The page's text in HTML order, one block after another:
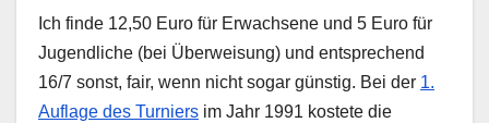
Ich finde 12,50 Euro für Erwachsene und 5 Euro für
Jugendliche (bei Überweisung) und entsprechend
16/7 sonst, fair, wenn nicht sogar günstig. Bei der 1.
Auflage des Turniers im Jahr 1991 kostete die